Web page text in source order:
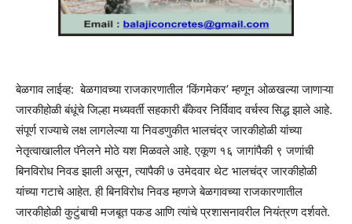
बेळगाव लाईव्ह: बेळगावच्या राजकारणातील ‘किंगमेकर’ म्हणून ओळखल्या जाणाऱ्या
जारकीहोळी बंधूंचे जिल्हा मध्यवर्ती सहकारी बँकेवर निर्विवाद वर्चस्व सिद्ध झाले आहे.
संपूर्ण राज्याचे लक्ष लागलेल्या या निवडणुकीत भालचंद्र जारकीहोळी यांच्या
नेतृत्वाखालील पॅनेलने मोठे यश मिळवले आहे. एकूण १६ जागांपैकी ९ जणांची
बिनविरोध निवड झाली असून, त्यापैकी ७ उमेदवार थेट भालचंद्र जारकीहोळी
यांच्या गटाचे आहेत. ही बिनविरोध निवड म्हणजे बेळगावच्या राजकारणातील
जारकीहोळी कुटुंबाची मजबूत पकड आणि त्यांचे प्रशासनावरील नियंत्रण दर्शवते.